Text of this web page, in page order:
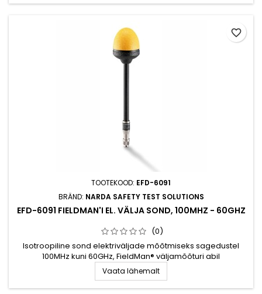
TOOTEKOOD: EFD-6091
BRÄND: NARDA SAFETY TEST SOLUTIONS
EFD-6091 FIELDMAN'I EL. VÄLJA SOND, 100MHZ - 60GHZ
(0)
Isotroopiline sond elektriväljade mõõtmiseks sagedustel
100MHz kuni 60GHz, FieldMan® väljamõõturi abil
Vaata lähemalt
favorite_border